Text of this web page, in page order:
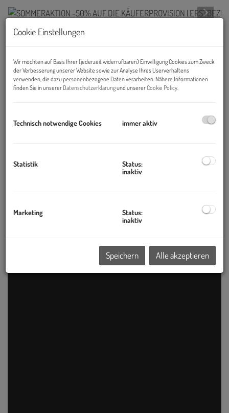
Links
Cookie Einstellungen
Wir möchten auf Basis Ihrer (jederzeit widerrufbaren) Einwilligung Cookies zum Zweck
der Verbesserung unserer Website sowie zur Analyse Ihres Userverhaltens
verwenden, die dazu personenbezogene Daten verarbeiten. Nähere Informationen
finden Sie in unserer Datenschutzerklärungund unsererCookie Policy.
Technisch notwendige Cookies immer aktiv
Statistik
Status:
inaktiv
Marketing
Status:
inaktiv
Speichern Alle akzeptieren